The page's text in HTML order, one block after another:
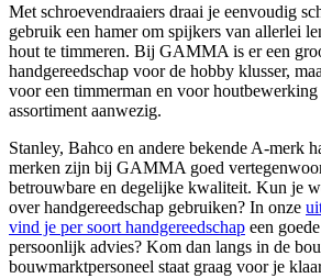
Met schroevendraaiers draai je eenvoudig
gebruik een hamer om spijkers van allerlei
hout te timmeren. Bij GAMMA is er een
handgereedschap voor de hobby klusser,
voor een timmerman en voor
assortiment aanwezig.
Stanley, Bahco en andere bekende A-merk
merken zijn bij GAMMA goed
betrouwbare en degelijke kwaliteit. Kun je
over handgereedschap gebruiken? In onze
vind je per soort handgereedschap een
persoonlijk advies? Kom dan langs in de
bouwmarktpersoneel staat graag voor je